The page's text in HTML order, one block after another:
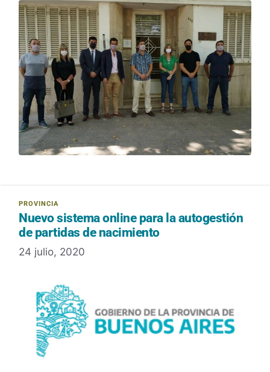
Nuevo sistema online para la autogestión
de partidas de nacimiento
24 julio, 2020